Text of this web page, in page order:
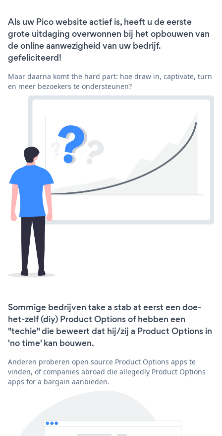
Als uw Pico website actief is, heeft u de eerste
grote uitdaging overwonnen bij het opbouwen van
de online aanwezigheid van uw bedrijf.
gefeliciteerd!
Maar daarna komt the hard part: hoe draw in, captivate, turn
en meer bezoekers te ondersteunen?
Sommige bedrijven take a stab at eerst een doe-
het-zelf (diy) Product Options of hebben een
"techie" die beweert dat hij/zij a Product Options in
'no time' kan bouwen.
Anderen proberen open source Product Options apps te
vinden, of companies abroad die allegedly Product Options
apps for a bargain aanbieden.